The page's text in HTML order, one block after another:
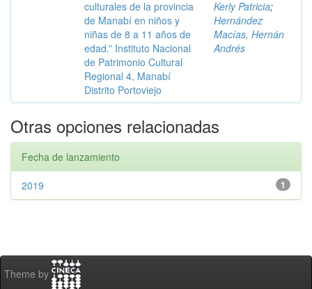
culturales de la provincia
de Manabí en niños y
niñas de 8 a 11 años de
edad.” Instituto Nacional
de Patrimonio Cultural
Regional 4, Manabí
Distrito Portoviejo
Kerly Patricia;
Hernández
Macías, Hernán
Andrés
Otras opciones relacionadas
Fecha de lanzamiento
1
2019
Theme by